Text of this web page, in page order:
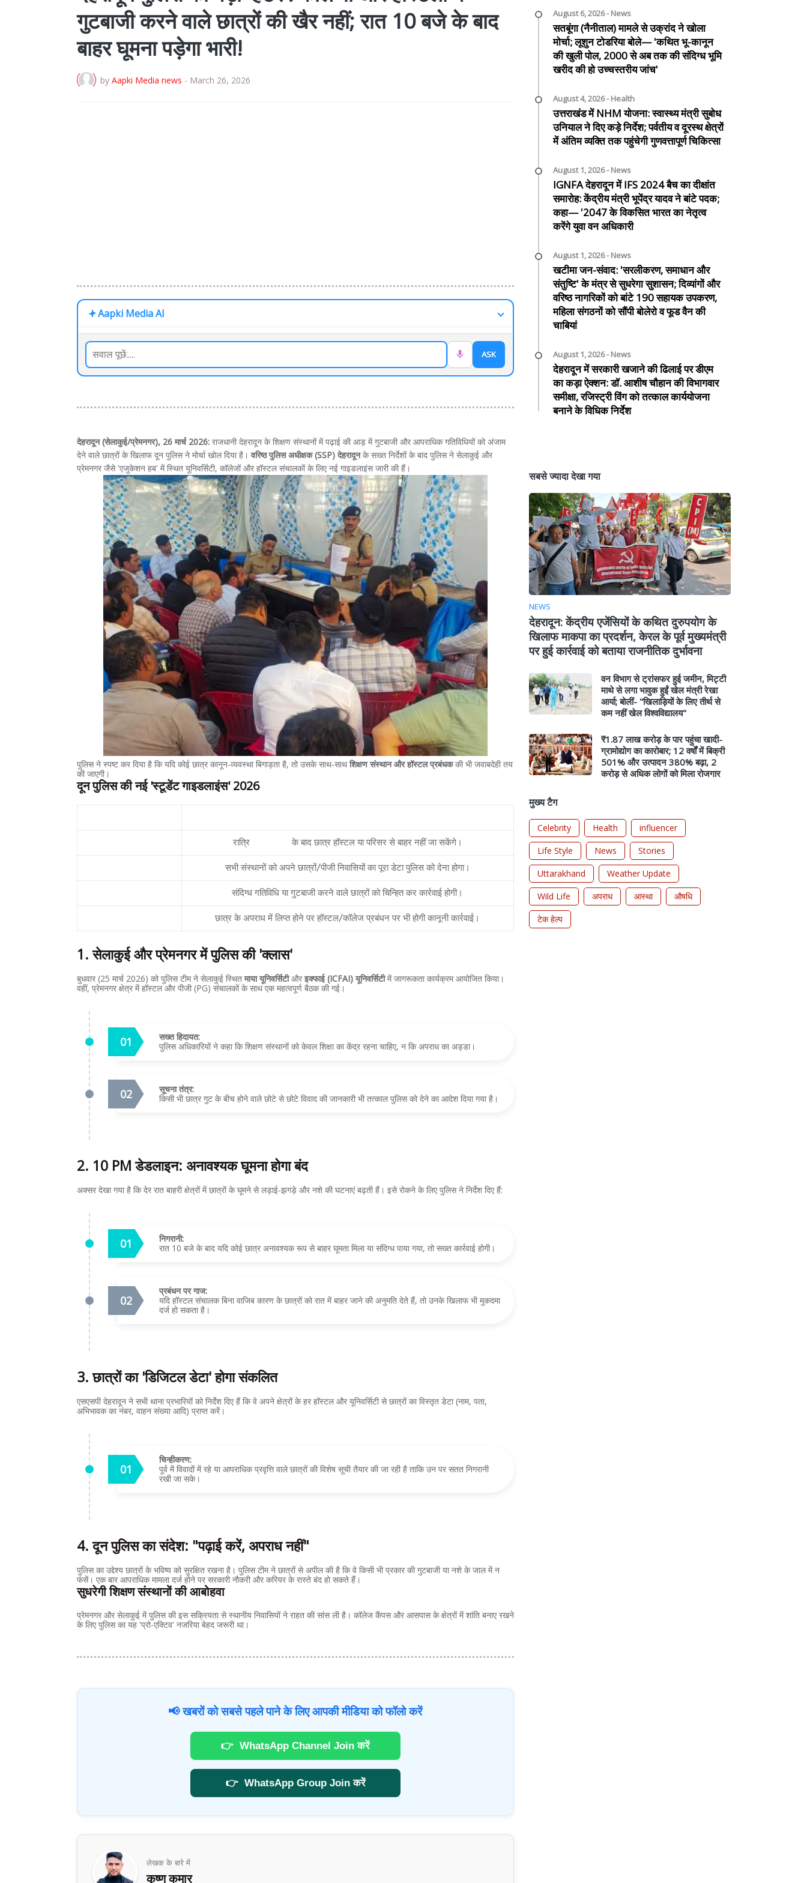
गुटबाजी करने वाले छात्रों की खैर नहीं; रात 10 बजे के बाद
बाहर घूमना पड़ेगा भारी!
by Aapki Media news - March 26, 2026
Aapki Media AI
ASK
देहरादून (सेलाकुई/प्रेमनगर), 26 मार्च 2026:राजधानी देहरादून के शिक्षण संस्थानों में पढ़ाई की आड़ में गुटबाजी और आपराधिक गतिविधियों को अंजाम
देने वाले छात्रों के खिलाफ दून पुलिस ने मोर्चा खोल दिया है। वरिष्ठ पुलिस अधीक्षक (SSP) देहरादूनके सख्त निर्देशों के बाद पुलिस ने सेलाकुई और
प्रेमनगर जैसे 'एजुकेशन हब' में स्थित यूनिवर्सिटी, कॉलेजों और हॉस्टल संचालकों के लिए नई गाइडलाइंस जारी की हैं।
पुलिस ने स्पष्ट कर दिया है कि यदि कोई छात्र कानून-व्यवस्था बिगाड़ता है, तो उसके साथ-साथशिक्षण संस्थान और हॉस्टल प्रबंधककी भी जवाबदेही तय
की जाएगी।
दून पुलिस की नई 'स्टूडेंट गाइडलाइंस' 2026
रात्रि के बाद छात्र हॉस्टल या परिसर से बाहर नहीं जा सकेंगे।
सभी संस्थानों को अपने छात्रों/पीजी निवासियों का पूरा डेटा पुलिस को देना होगा।
संदिग्ध गतिविधि या गुटबाजी करने वाले छात्रों को चिन्हित कर कार्रवाई होगी।
छात्र के अपराध में लिप्त होने पर हॉस्टल/कॉलेज प्रबंधन पर भी होगी कानूनी कार्रवाई।
1. सेलाकुई और प्रेमनगर में पुलिस की 'क्लास'
बुधवार (25 मार्च 2026) को पुलिस टीम ने सेलाकुई स्थित माया यूनिवर्सिटीऔर इक्फाई (ICFAI) यूनिवर्सिटीमें जागरूकता कार्यक्रम आयोजित किया।
वहीं, प्रेमनगर क्षेत्र में हॉस्टल और पीजी (PG) संचालकों के साथ एक महत्वपूर्ण बैठक की गई।
सख्त हिदायत:
पुलिस अधिकारियों ने कहा कि शिक्षण संस्थानों को केवल शिक्षा का केंद्र रहना चाहिए, न कि अपराध का अड्डा।
सूचना तंत्र:
किसी भी छात्र गुट के बीच होने वाले छोटे से छोटे विवाद की जानकारी भी तत्काल पुलिस को देने का आदेश दिया गया है।
2. 10 PM डेडलाइन: अनावश्यक घूमना होगा बंद
अक्सर देखा गया है कि देर रात बाहरी क्षेत्रों में छात्रों के घूमने से लड़ाई-झगड़े और नशे की घटनाएं बढ़ती हैं। इसे रोकने के लिए पुलिस ने निर्देश दिए हैं:
निगरानी:
रात 10 बजे के बाद यदि कोई छात्र अनावश्यक रूप से बाहर घूमता मिला या संदिग्ध पाया गया, तो सख्त कार्रवाई होगी।
प्रबंधन पर गाज:
यदि हॉस्टल संचालक बिना वाजिब कारण के छात्रों को रात में बाहर जाने की अनुमति देते हैं, तो उनके खिलाफ भी मुकदमा
दर्ज हो सकता है।
3. छात्रों का 'डिजिटल डेटा' होगा संकलित
एसएसपी देहरादून ने सभी थाना प्रभारियों को निर्देश दिए हैं कि वे अपने क्षेत्रों के हर हॉस्टल और यूनिवर्सिटी से छात्रों का विस्तृत डेटा (नाम, पता,
अभिभावक का नंबर, वाहन संख्या आदि) प्राप्त करें।
चिन्हीकरण:
पूर्व में विवादों में रहे या आपराधिक प्रवृत्ति वाले छात्रों की विशेष सूची तैयार की जा रही है ताकि उन पर सतत निगरानी
रखी जा सके।
4. दून पुलिस का संदेश: "पढ़ाई करें, अपराध नहीं"
पुलिस का उद्देश्य छात्रों के भविष्य को सुरक्षित रखना है। पुलिस टीम ने छात्रों से अपील की है कि वे किसी भी प्रकार की गुटबाजी या नशे के जाल में न
फंसें। एक बार आपराधिक मामला दर्ज होने पर सरकारी नौकरी और करियर के रास्ते बंद हो सकते हैं।
सुधरेगी शिक्षण संस्थानों की आबोहवा
प्रेमनगर और सेलाकुई में पुलिस की इस सक्रियता से स्थानीय निवासियों ने राहत की सांस ली है। कॉलेज कैंपस और आसपास के क्षेत्रों में शांति बनाए रखने
के लिए पुलिस का यह 'प्रो-एक्टिव' नजरिया बेहद जरूरी था।
📢 खबरों को सबसे पहले पाने के लिए आपकी मीडिया को फॉलो करें
👉 WhatsApp Channel Join करें
👉 WhatsApp Group Join करें
लेखक के बारे में
कृष्ण कुमार
August 6, 2026 - News
सतबूंगा (नैनीताल) मामले से उक्रांद ने खोला
मोर्चा; लूशुन टोडरिया बोले— 'कथित भू-कानून
की खुली पोल, 2000 से अब तक की संदिग्ध भूमि
खरीद की हो उच्चस्तरीय जांच'
August 4, 2026 - Health
उत्तराखंड में NHM योजना: स्वास्थ्य मंत्री सुबोध
उनियाल ने दिए कड़े निर्देश; पर्वतीय व दूरस्थ क्षेत्रों
में अंतिम व्यक्ति तक पहुंचेगी गुणवत्तापूर्ण चिकित्सा
August 1, 2026 - News
IGNFA देहरादून में IFS 2024 बैच का दीक्षांत
समारोह: केंद्रीय मंत्री भूपेंद्र यादव ने बांटे पदक;
कहा— '2047 के विकसित भारत का नेतृत्व
करेंगे युवा वन अधिकारी
August 1, 2026 - News
खटीमा जन-संवाद: 'सरलीकरण, समाधान और
संतुष्टि' के मंत्र से सुधरेगा सुशासन; दिव्यांगों और
वरिष्ठ नागरिकों को बांटे 190 सहायक उपकरण,
महिला संगठनों को सौंपी बोलेरो व फूड वैन की
चाबियां
August 1, 2026 - News
देहरादून में सरकारी खजाने की ढिलाई पर डीएम
का कड़ा ऐक्शन: डॉ. आशीष चौहान की विभागवार
समीक्षा, रजिस्ट्री विंग को तत्काल कार्ययोजना
बनाने के विधिक निर्देश
सबसे ज्यादा देखा गया
NEWS
देहरादून: केंद्रीय एजेंसियों के कथित दुरुपयोग के
खिलाफ माकपा का प्रदर्शन, केरल के पूर्व मुख्यमंत्री
पर हुई कार्रवाई को बताया राजनीतिक दुर्भावना
वन विभाग से ट्रांसफर हुई जमीन, मिट्टी
माथे से लगा भावुक हुईं खेल मंत्री रेखा
आर्या; बोलीं- "खिलाड़ियों के लिए तीर्थ से
कम नहीं खेल विश्वविद्यालय"
₹1.87 लाख करोड़ के पार पहुंचा खादी-
ग्रामोद्योग का कारोबार; 12 वर्षों में बिक्री
501% और उत्पादन 380% बढ़ा, 2
करोड़ से अधिक लोगों को मिला रोजगार
मुख्य टैग
Celebrity Health
influencer
Life Style
News
Stories
Uttarakhand
Weather Update
Wild Life
अपराध आस्था
औषधि
टेक हेल्प